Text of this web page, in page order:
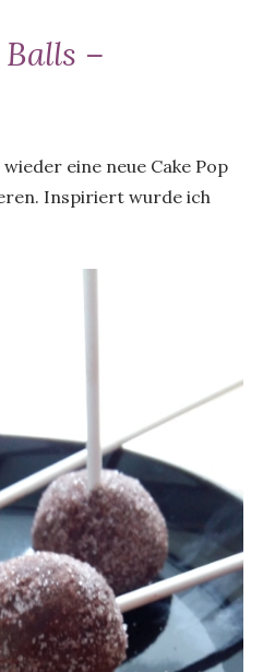
–
eine neue Cake Pop
Inspiriert wurde ich